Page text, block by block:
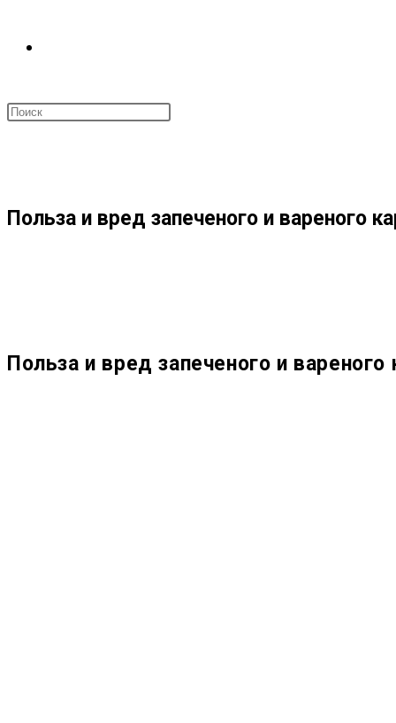
ПОИСК
Польза и вред запеченого и вареного
Польза и вред запеченого и вареного